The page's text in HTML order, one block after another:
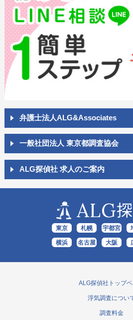
弁護士法人ALG&Associates
一般社団法人 東京都調査協会
ALG探偵社 求人のご案内
ALG
東京 札幌 宇都宮
横浜 名古屋 大阪
ALG探偵社トップ
浮気調査につい
調査料金